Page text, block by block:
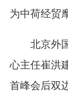
为中荷经贸
北京外
心主任崔洪
首峰会后双